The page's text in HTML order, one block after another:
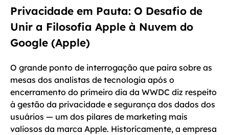
Privacidade em Pauta: O Desafio de
Unir a Filosofia Apple à Nuvem do
Google (Apple)
O grande ponto de interrogação que paira sobre as
mesas dos analistas de tecnologia após o
encerramento do primeiro dia da WWDC diz respeito
à gestão da privacidade e segurança dos dados dos
usuários — um dos pilares de marketing mais
valiosos da marca Apple. Historicamente, a empresa